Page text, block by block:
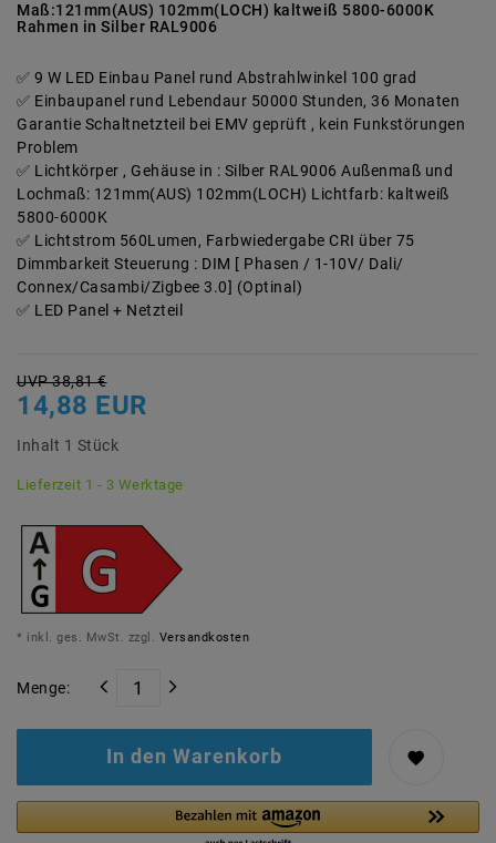
Maß:121mm(AUS) 102mm(LOCH) kaltweiß 5800-6000K
Rahmen in Silber RAL9006
9 W LED Einbau Panel rund Abstrahlwinkel 100 grad
Einbaupanel rund Lebendaur 50000 Stunden, 36 Monaten
Garantie Schaltnetzteil bei EMV geprüft , kein Funkstörungen
Problem
Lichtkörper , Gehäuse in : Silber RAL9006 Außenmaß und
Lochmaß: 121mm(AUS) 102mm(LOCH) Lichtfarb: kaltweiß
5800-6000K
Lichtstrom 560Lumen, Farbwiedergabe CRI über 75
Dimmbarkeit Steuerung : DIM [ Phasen / 1-10V/ Dali/
Connex/Casambi/Zigbee 3.0] (Optinal)
LED Panel + Netzteil
UVP 38,81 €
14,88 EUR
Inhalt 1 Stück
Lieferzeit 1 - 3 Werktage
* inkl. ges. MwSt. zzgl. Versandkosten
Menge:
In den Warenkorb